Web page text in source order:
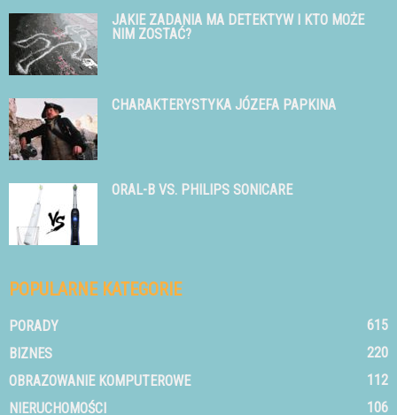
JAKIE ZADANIA MA DETEKTYW I KTO MOŻE
NIM ZOSTAĆ?
CHARAKTERYSTYKA JÓZEFA PAPKINA
ORAL-B VS. PHILIPS SONICARE
POPULARNE KATEGORIE
PORADY
615
BIZNES
220
OBRAZOWANIE KOMPUTEROWE
112
NIERUCHOMOŚCI
106